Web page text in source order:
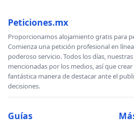
Peticiones.mx
Proporcionamos alojamiento gratis para
Comienza una petición profesional en
poderoso servicio. Todos los días,
mencionadas por los medios, así que
fantástica manera de destacar ante el
decisiones.
Guías